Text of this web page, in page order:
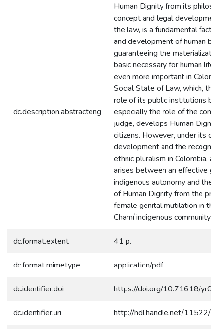
dc.description.abstracteng
Human Dignity from its
concept and legal
the law, is a fundamental
and development of human
guaranteeing the
basic necessary for human life.
even more important in
Social State of Law, which,
role of its public institutions
especially the role of the
judge, develops Human
citizens. However, under its
development and the
ethnic pluralism in Colombia, a
arises between an effective
indigenous autonomy and the
of Human Dignity from the
female genital mutilation in
Chamí indigenous community
dc.format.extent 41 p.
dc.format.mimetype application/pdf
dc.identifier.doi https://doi.org/10.71618/
dc.identifier.uri http://hdl.handle.net/11522/